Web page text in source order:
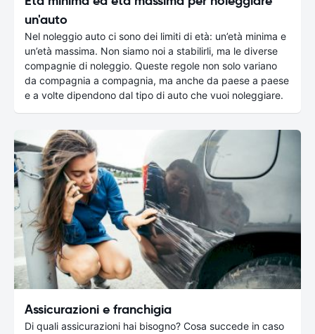
un'auto
Nel noleggio auto ci sono dei limiti di età: un’età minima e
un’età massima. Non siamo noi a stabilirli, ma le diverse
compagnie di noleggio. Queste regole non solo variano
da compagnia a compagnia, ma anche da paese a paese
e a volte dipendono dal tipo di auto che vuoi noleggiare.
Assicurazioni e franchigia
Di quali assicurazioni hai bisogno? Cosa succede in caso